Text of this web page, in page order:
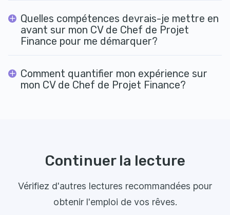
Quelles compétences devrais-je mettre en
avant sur mon CV de Chef de Projet
Finance pour me démarquer?
Comment quantifier mon expérience sur
mon CV de Chef de Projet Finance?
Continuer la lecture
Vérifiez d'autres lectures recommandées pour
obtenir l'emploi de vos rêves.